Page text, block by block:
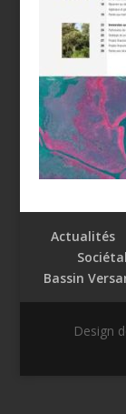
Actualités
Sociétal
Bassin
Design